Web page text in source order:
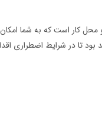
محل کار است که به شما
تا در شرایط اضطراری